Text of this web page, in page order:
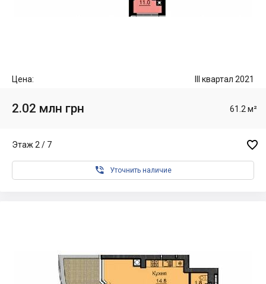
Цена: III квартал 2021
2.02 млн грн 61.2 м²
Этаж 2 / 7 
 Уточнить наличие